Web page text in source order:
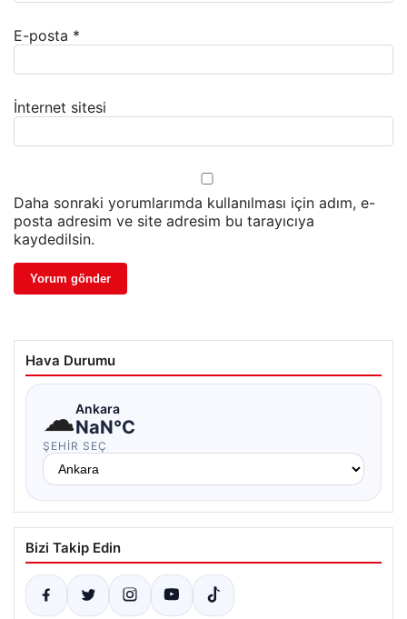
E-posta *
İnternet sitesi
Daha sonraki yorumlarımda kullanılması için adım, e-
posta adresim ve site adresim bu tarayıcıya
kaydedilsin.
Hava Durumu
☁Ankara
NaN°C
ŞEHIR SEÇ
Bizi Takip Edin